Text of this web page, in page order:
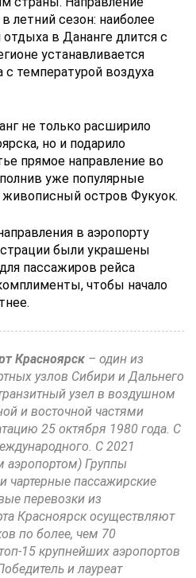
летний сезон: наиболее
в Дананге длится с
устанавливается
с температурой воздуха
не только расширило
но и подарило
прямое направление во
уже популярные
остров Фукуок.
в аэропорту
были украшены
пассажиров рейса
чтобы начало
Красноярск – один из
узлов Сибири и Дальнего
узел в воздушном
и восточной частями
25 октября 1980 года. С
С 2021
аэропортом) Группы
чартерные пассажирские
перевозки из
Красноярск осуществляют
по более, чем 70
15 крупнейших аэропортов
и лауреат